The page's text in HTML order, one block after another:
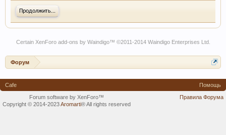
Продолжить...
Certain XenForo add-ons by Waindigo™ ©2011-2014 Waindigo Enterprises Ltd.
Форум
Cafe
Помощь
Правила Форума
Forum software by XenForo™
Copyright © 2014-2023Aromarti®All rights reserved